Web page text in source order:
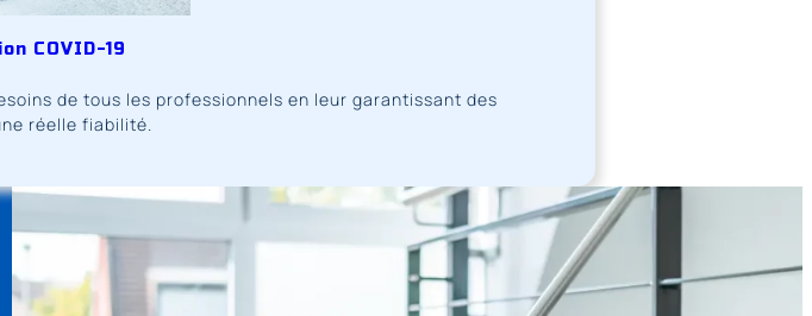
COVID-19
de tous les professionnels en leur garantissant des
réelle fiabilité.